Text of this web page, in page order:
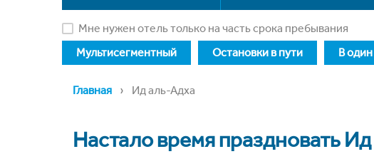
Мультисегментный Остановки в пути В
Мне нужен отель только на часть срока пребывания
Главная › Ид аль-Адха
Настало время праздновать